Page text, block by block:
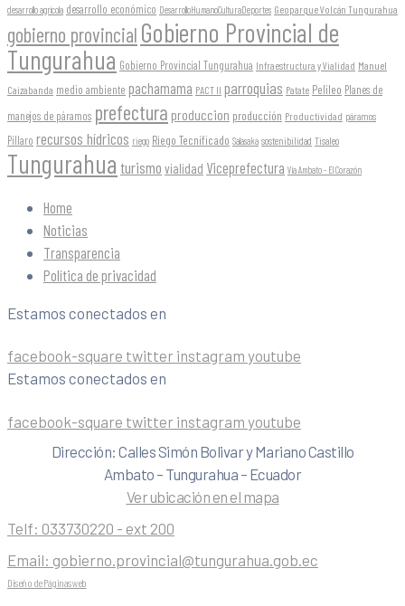
desarrollo agrícola desarrollo económico DesarrolloHumanoCulturaDeportes Geoparque Volcán Tungurahua
gobierno provincial Gobierno Provincial de
Tungurahua Gobierno Provincial Tungurahua Infraestructura y Vialidad Manuel
Caizabanda medio ambiente pachamama PACT II parroquias Patate Pelileo Planes de
manejos de páramos prefectura produccion producción Productividad páramos
Píllaro recursos hídricos riego Riego Tecnificado Salasaka sostenibilidad Tisaleo
Tungurahua turismo vialidad Viceprefectura Vía Ambato - El Corazón
Home
Noticias
Transparencia
Política de privacidad
Estamos conectados en
facebook-square twitter instagram youtube
Estamos conectados en
facebook-square twitter instagram youtube
Dirección: Calles Simón Bolivar y Mariano Castillo
Ambato – Tungurahua – Ecuador
Ver ubicación en el mapa
Telf: 033730220 - ext 200
Email: gobierno.provincial@tungurahua.gob.ec
Diseño de Páginas web